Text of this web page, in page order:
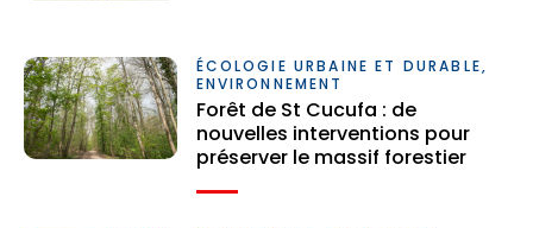
ÉCOLOGIE URBAINE ET DURABLE,
ENVIRONNEMENT
Forêt de St Cucufa : de
nouvelles interventions pour
préserver le massif forestier